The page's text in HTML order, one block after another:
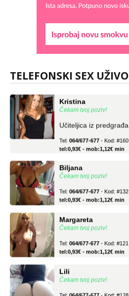
TELEFONSKI SEX UŽIVO
Liliana
tel:0,93€ - mob:1,12€ min
Čekam tvoj poziv!
tel:0,93€ - mob:1,12€ min
Čekam tvoj poziv!
tel:0,93€ - mob:1,12€ min
Čekam tvoj poziv!
tel:0,93€ - mob:1,12€ min
Čekam tvoj poziv!
tel:0,93€ - mob:1,12€ min